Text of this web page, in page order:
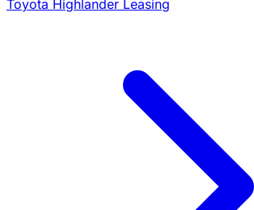
Toyota Highlander Leasing